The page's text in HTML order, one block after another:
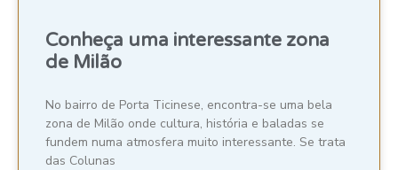
Conheça uma interessante zona
de Milão
No bairro de Porta Ticinese, encontra-se uma bela
zona de Milão onde cultura, história e baladas se
fundem numa atmosfera muito interessante. Se trata
das Colunas